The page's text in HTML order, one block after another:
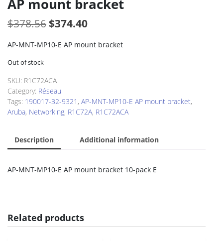
AP mount bracket
$378.56 Original
$374.40Current
price
AP-MNT-MP10-E AP mount bracket
Out of stock
SKU: R1C72ACA
Category: Réseau
Tags: 190017-32-9321 , AP-MNT-MP10-E AP mount bracket,
Aruba, Networking, R1C72A, R1C72ACA
Description Additional information
AP-MNT-MP10-E AP mount bracket 10-pack E
Related products